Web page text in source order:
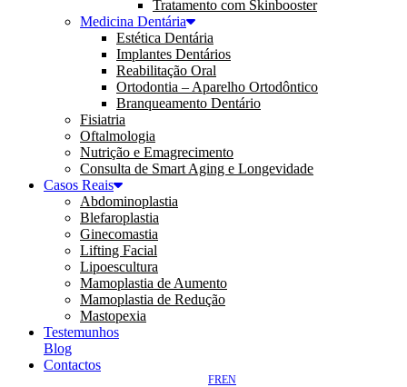
Tratamento com Skinbooster
Medicina Dentária
Estética Dentária
Implantes Dentários
Reabilitação Oral
Ortodontia – Aparelho Ortodôntico
Branqueamento Dentário
Fisiatria
Oftalmologia
Nutrição e Emagrecimento
Consulta de Smart Aging e Longevidade
Casos Reais
Abdominoplastia
Blefaroplastia
Ginecomastia
Lifting Facial
Lipoescultura
Mamoplastia de Aumento
Mamoplastia de Redução
Mastopexia
Testemunhos
Blog
Contactos
EN
FR